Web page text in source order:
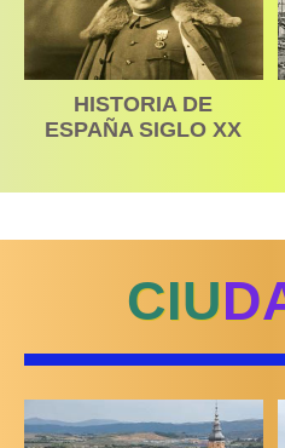
HISTORIA DE
ESPAÑA SIGLO XX
CIU